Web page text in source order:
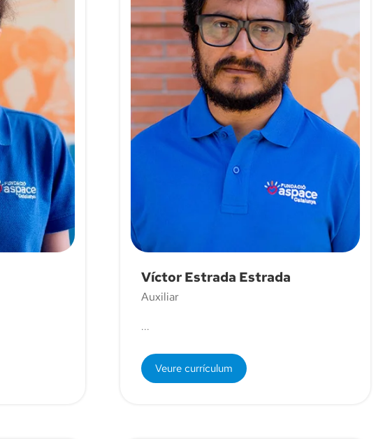
Víctor Estrada Estrada
Auxiliar
...
Veure currículum